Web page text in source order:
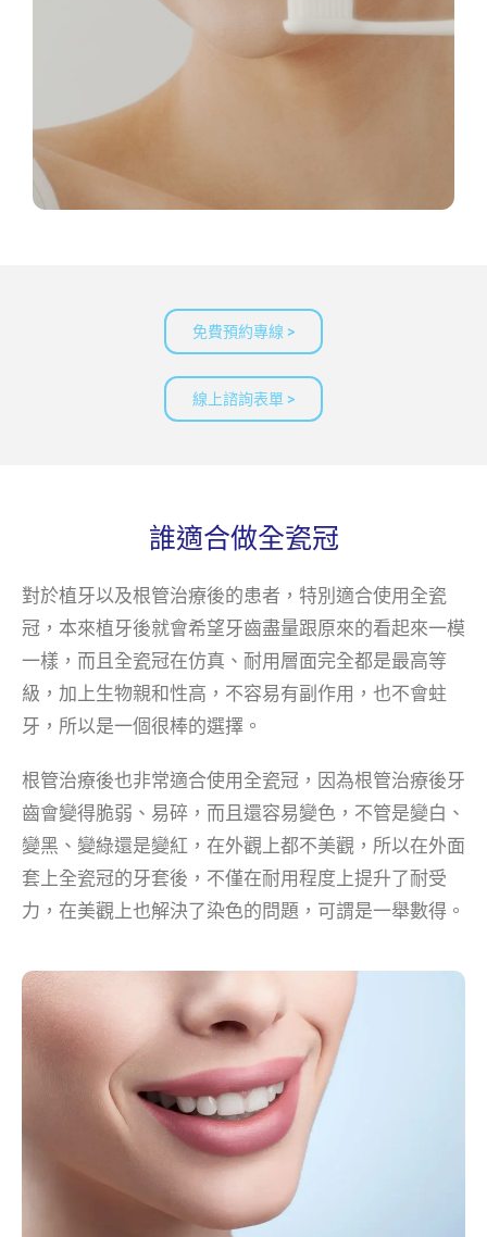
免費預約專線 >
線上諮詢表單 >
誰適合做全瓷冠
對於植牙以及根管治療後的患者，特別適合使用全瓷
冠，本來植牙後就會希望牙齒盡量跟原來的看起來一模
一樣，而且全瓷冠在仿真、耐用層面完全都是最高等
級，加上生物親和性高，不容易有副作用，也不會蛀
牙，所以是一個很棒的選擇。
根管治療後也非常適合使用全瓷冠，因為根管治療後牙
齒會變得脆弱、易碎，而且還容易變色，不管是變白、
變黑、變綠還是變紅，在外觀上都不美觀，所以在外面
套上全瓷冠的牙套後，不僅在耐用程度上提升了耐受
力，在美觀上也解決了染色的問題，可謂是一舉數得。